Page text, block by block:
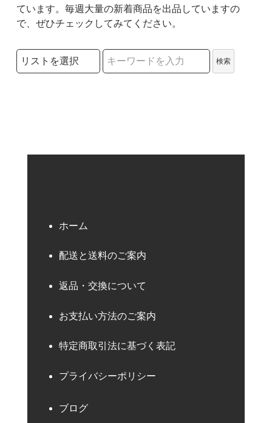
ています。毎週大量の新着商品を出品していますの
で、ぜひチェックしてみてください。
検索リストの選択
検索
ホーム
配送と送料のご案内
返品・交換について
お支払い方法のご案内
特定商取引法に基づく表記
プライバシーポリシー
ブログ